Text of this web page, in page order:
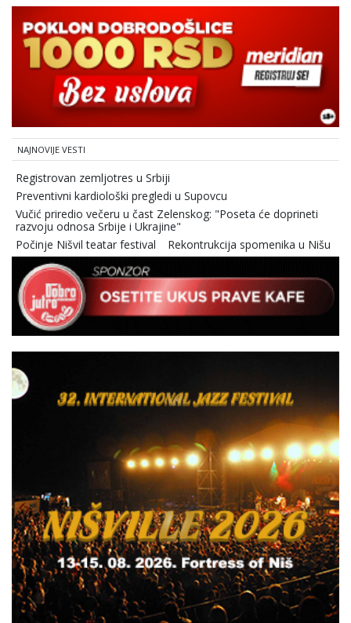
NAJNOVIJE VESTI
Registrovan zemljotres u Srbiji
Preventivni kardiološki pregledi u Supovcu
Vučić priredio večeru u čast Zelenskog: "Poseta će doprineti
razvoju odnosa Srbije i Ukrajine"
Počinje Nišvil teatar festival
Rekontrukcija spomenika u Nišu